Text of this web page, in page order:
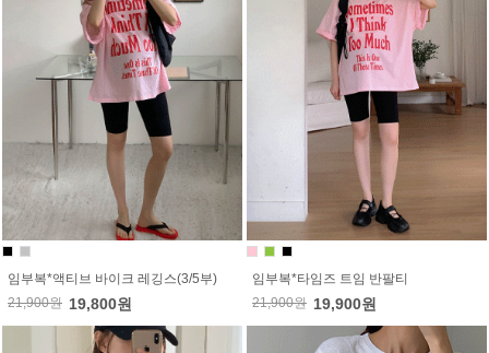
임부복*액티브 바이크 레깅스(3/5부)
21,900원 19,800원
임부복*타임즈 트임 반팔티
21,900원 19,900원